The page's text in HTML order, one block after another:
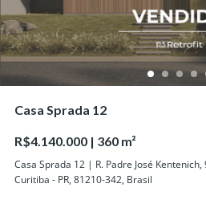
Casa Sprada 12
R$4.140.000 | 360 m²
Casa Sprada 12 | R. Padre José
Curitiba - PR, 81210-342, Brasil